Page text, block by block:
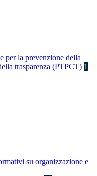
per la prevenzione della
trasparenza (PTPCT) 1
su organizzazione e